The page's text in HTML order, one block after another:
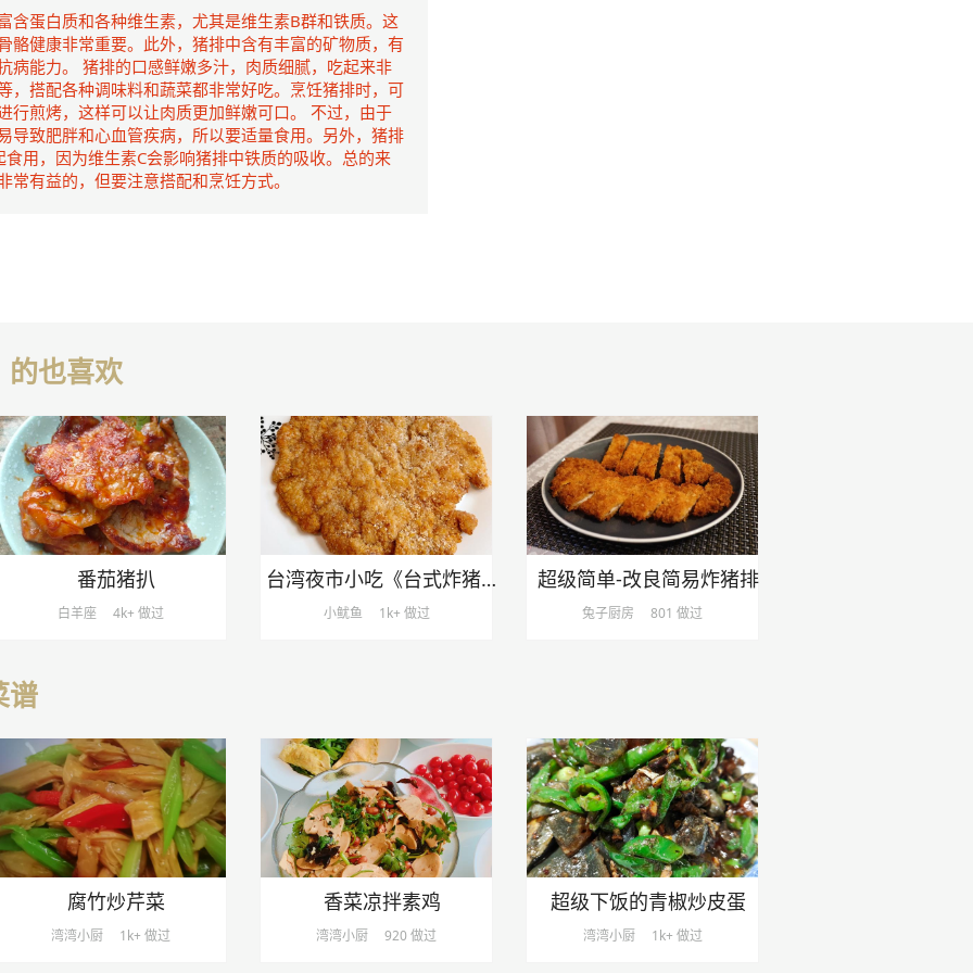
含蛋白质和各种维生素，尤其是维生素B群和铁质。这
骼健康非常重要。此外，猪排中含有丰富的矿物质，有
病能力。 猪排的口感鲜嫩多汁，肉质细腻，吃起来非
，搭配各种调味料和蔬菜都非常好吃。烹饪猪排时，可
行煎烤，这样可以让肉质更加鲜嫩可口。 不过，由于
导致肥胖和心血管疾病，所以要适量食用。另外，猪排
用，因为维生素C会影响猪排中铁质的吸收。总的来
有益的，但要注意搭配和烹饪方式。
的也喜欢
番茄猪扒
白羊座 4k+ 做过
台湾夜市小吃《台式炸猪排 炸排骨》
小鱿鱼 1k+ 做过
超级简单-改良简易炸猪排
兔子厨房 801 做过
谱
腐竹炒芹菜
湾湾小厨 1k+ 做过
香菜凉拌素鸡
湾湾小厨 920 做过
超级下饭的青椒炒皮蛋
湾湾小厨 1k+ 做过